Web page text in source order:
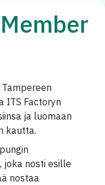
ITS Factoryn
ja luomaan
kautta.
, joka nosti esille
nostaa